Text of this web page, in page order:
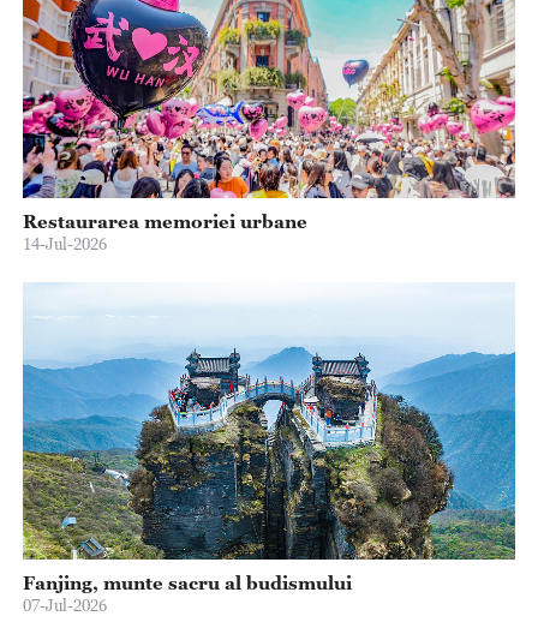
Restaurarea memoriei urbane
14-Jul-2026
Fanjing, munte sacru al budismului
07-Jul-2026